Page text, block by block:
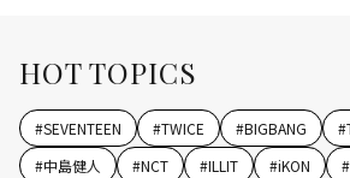
HOT TOPICS
#SEVENTEEN #TWICE #BIGBANG #
#中島健人 #NCT #ILLIT #iKON #